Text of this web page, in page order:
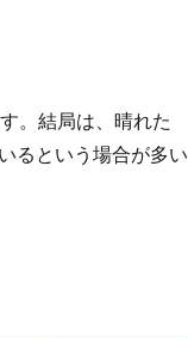
。結局は、晴れた
るという場合が多い